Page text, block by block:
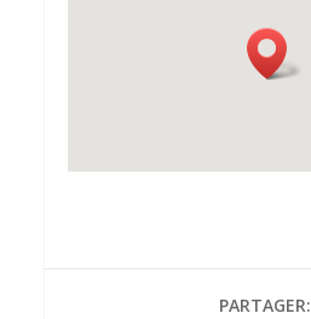
PARTAGER: